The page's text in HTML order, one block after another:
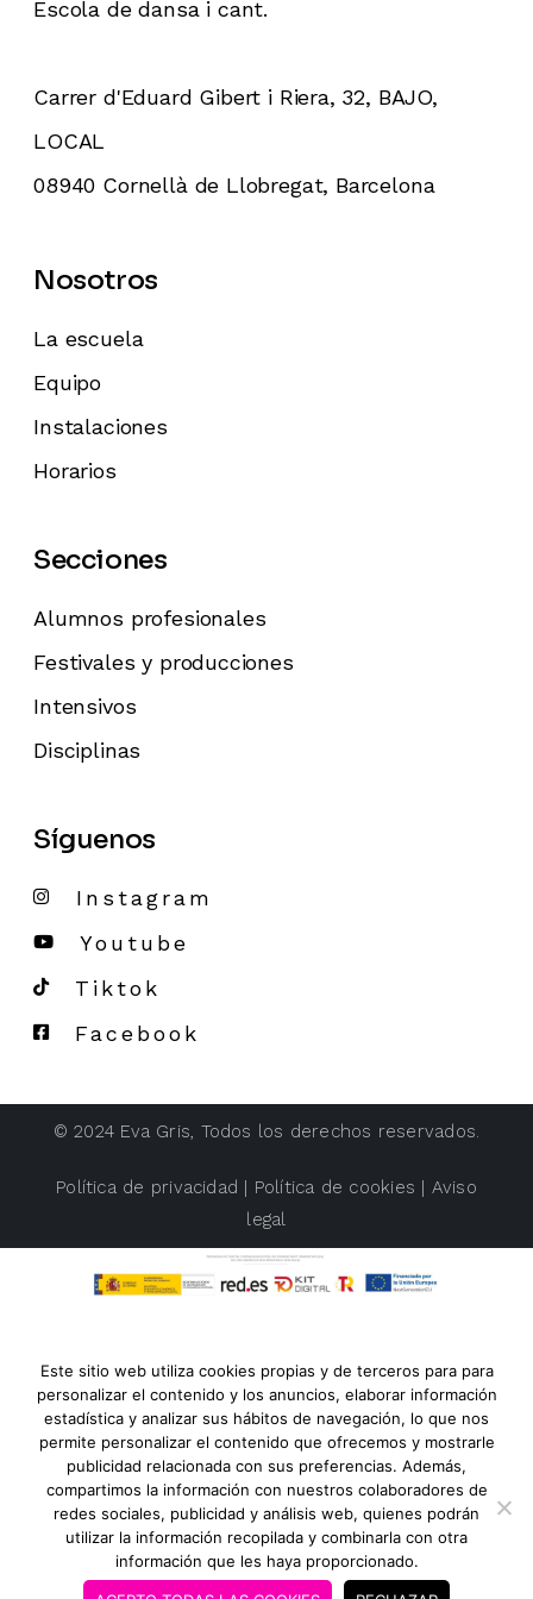
Escola de dansa i cant.
Carrer d'Eduard Gibert i Riera, 32, BAJO,
LOCAL
08940 Cornellà de Llobregat, Barcelona
Nosotros
La escuela
Equipo
Instalaciones
Horarios
Secciones
Alumnos profesionales
Festivales y producciones
Intensivos
Disciplinas
Síguenos
Instagram
Youtube
Tiktok
Facebook
© 2024 Eva Gris, Todos los derechos reservados.
Política de privacidad | Política de cookies | Aviso
legal
Este sitio web utiliza cookies propias y de terceros para para
personalizar el contenido y los anuncios, elaborar información
estadística y analizar sus hábitos de navegación, lo que nos
permite personalizar el contenido que ofrecemos y mostrarle
publicidad relacionada con sus preferencias. Además,
compartimos la información con nuestros colaboradores de
redes sociales, publicidad y análisis web, quienes podrán
utilizar la información recopilada y combinarla con otra
información que les haya proporcionado.